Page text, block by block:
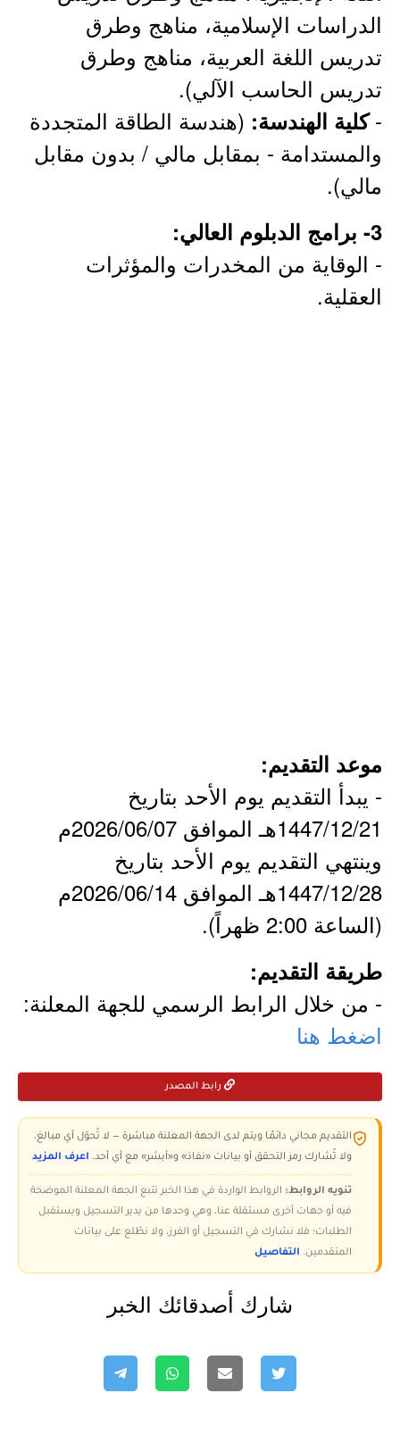
الدراسات الإسلامية، مناهج وطرق
تدريس اللغة العربية، مناهج وطرق
تدريس الحاسب الآلي).
-كلية الهندسة: (هندسة الطاقة المتجددة
والمستدامة - بمقابل مالي / بدون مقابل
مالي).
3- برامج الدبلوم العالي:
- الوقاية من المخدرات والمؤثرات
العقلية.
موعد التقديم:
- يبدأ التقديم يوم الأحد بتاريخ
1447/12/21هـ الموافق 2026/06/07م
وينتهي التقديم يوم الأحد بتاريخ
1447/12/28هـ الموافق 2026/06/14م
(الساعة 2:00 ظهراً).
طريقة التقديم:
- من خلال الرابط الرسمي للجهة المعلنة:
اضغط هنا
رابط المصدر
التقديم مجاني دائمًا ويتم لدى الجهة المعلنة مباشرة — لا تُحوّل أي مبالغ،
ولا تُشارك رمز التحقق أو بيانات «نفاذ» و«أبشر» مع أي أحد. اعرف المزيد
تنويه الروابط: الروابط الواردة في هذا الخبر تتبع الجهة المعلنة الموضحة
فيه أو جهات أخرى مستقلة عنا، وهي وحدها من يدير التسجيل ويستقبل
الطلبات؛ فلا نشارك في التسجيل أو الفرز، ولا نطّلع على بيانات
المتقدمين. التفاصيل
شارك أصدقائك الخبر